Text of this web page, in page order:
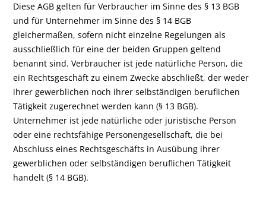
Diese AGB gelten für Verbraucher im Sinne des § 13 BGB
und für Unternehmer im Sinne des § 14 BGB
gleichermaßen, sofern nicht einzelne Regelungen als
ausschließlich für eine der beiden Gruppen geltend
benannt sind. Verbraucher ist jede natürliche Person, die
ein Rechtsgeschäft zu einem Zwecke abschließt, der weder
ihrer gewerblichen noch ihrer selbständigen beruflichen
Tätigkeit zugerechnet werden kann (§ 13 BGB).
Unternehmer ist jede natürliche oder juristische Person
oder eine rechtsfähige Personengesellschaft, die bei
Abschluss eines Rechtsgeschäfts in Ausübung ihrer
gewerblichen oder selbständigen beruflichen Tätigkeit
handelt (§ 14 BGB).